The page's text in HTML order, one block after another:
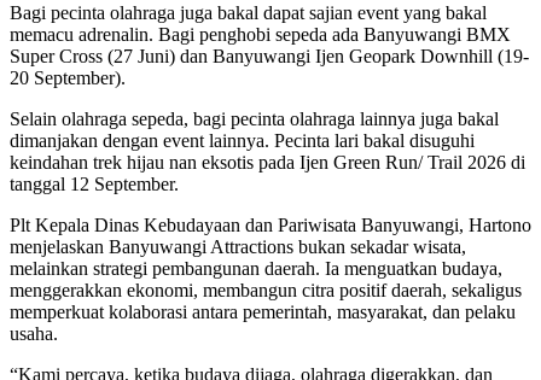
Bagi pecinta olahraga juga bakal dapat sajian event yang bakal
memacu adrenalin. Bagi penghobi sepeda ada Banyuwangi BMX
Super Cross (27 Juni) dan Banyuwangi Ijen Geopark Downhill (19-
20 September).
Selain olahraga sepeda, bagi pecinta olahraga lainnya juga bakal
dimanjakan dengan event lainnya. Pecinta lari bakal disuguhi
keindahan trek hijau nan eksotis pada Ijen Green Run/ Trail 2026 di
tanggal 12 September.
Plt Kepala Dinas Kebudayaan dan Pariwisata Banyuwangi, Hartono
menjelaskan Banyuwangi Attractions bukan sekadar wisata,
melainkan strategi pembangunan daerah. Ia menguatkan budaya,
menggerakkan ekonomi, membangun citra positif daerah, sekaligus
memperkuat kolaborasi antara pemerintah, masyarakat, dan pelaku
usaha.
“Kami percaya, ketika budaya dijaga, olahraga digerakkan, dan